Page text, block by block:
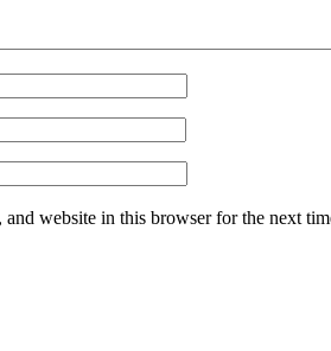
and website in this browser for the next